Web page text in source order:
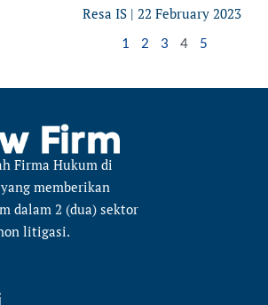
Resa IS 22 February 2023
1 2 3 4 5
Firma Hukum di
memberikan
dalam 2 (dua) sektor
litigasi.